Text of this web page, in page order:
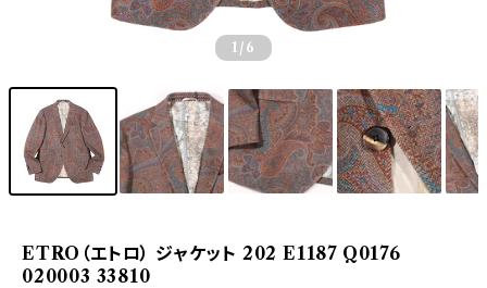
1 /6
ETRO（エトロ） ジャケット 202 E1187 Q0176
020003 33810